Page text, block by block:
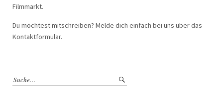
Filmmarkt.
Du möchtest mitschreiben? Melde dich einfach bei uns über das
Kontaktformular.